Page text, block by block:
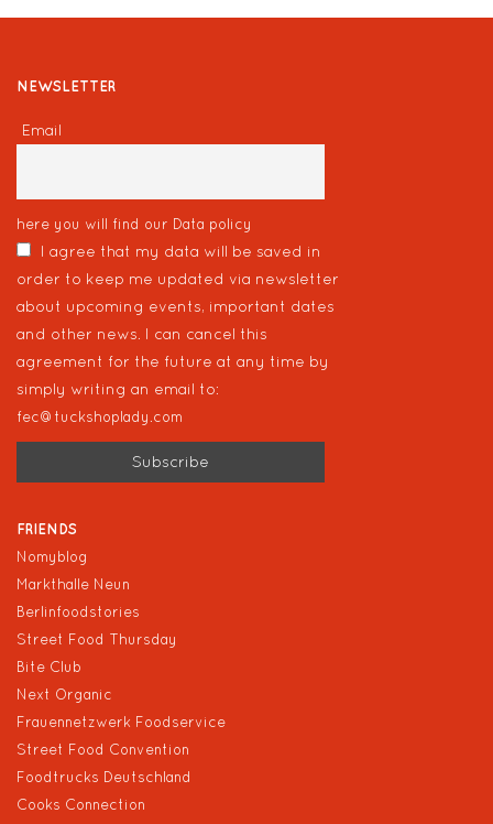
NEWSLETTER
Email
here you will find our Data policy
I agree that my data will be saved in
order to keep me updated via newsletter
about upcoming events, important dates
and other news. I can cancel this
agreement for the future at any time by
simply writing an email to:
fec@tuckshoplady.com
FRIENDS
Nomyblog
Markthalle Neun
Berlinfoodstories
Street Food Thursday
Bite Club
Next Organic
Frauennetzwerk Foodservice
Street Food Convention
Foodtrucks Deutschland
Cooks Connection